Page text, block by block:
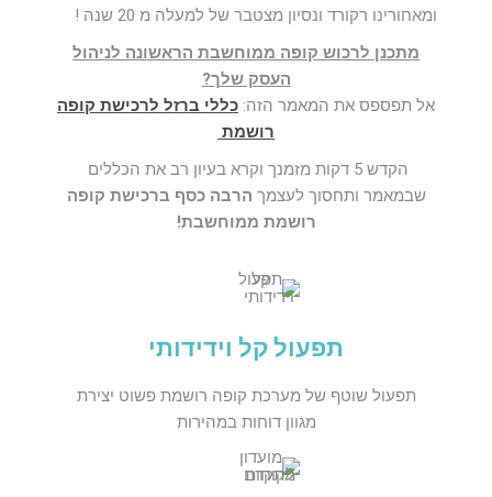
ומאחורינו רקורד ונסיון מצטבר של למעלה מ 20 שנה !
מתכנן לרכוש קופה ממוחשבת הראשונה לניהול
העסק שלך?
אל תפספס את המאמר הזה: כללי ברזל לרכישת קופה
רושמת
הקדש 5 דקות מזמנך וקרא בעיון רב את הכללים
שבמאמר ותחסוך לעצמך הרבה כסף ברכישת קופה
רושמת ממוחשבת!
תפעול קל וידידותי
תפעול שוטף של מערכת קופה רושמת פשוט יצירת
מגוון דוחות במהירות